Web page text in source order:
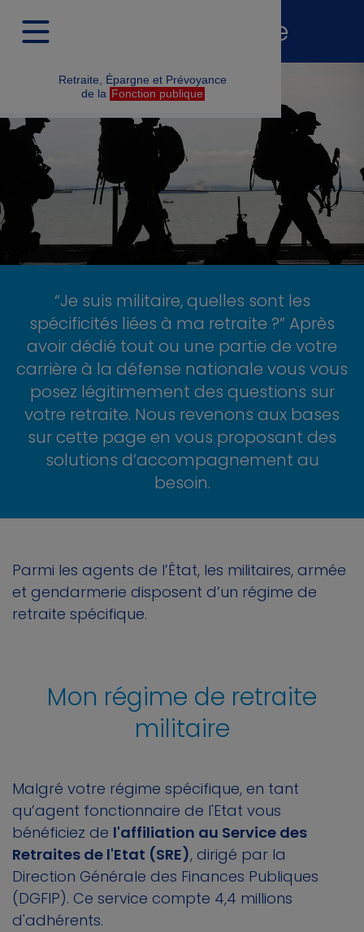
Retraite, Épargne et Prévoyance
de la Fonction publique
Retraite militaire
“Je suis militaire, quelles sont les
spécificités liées à ma retraite ?” Après
avoir dédié tout ou une partie de votre
carrière à la défense nationale vous vous
posez légitimement des questions sur
votre retraite. Nous revenons aux bases
sur cette page en vous proposant des
solutions d’accompagnement au
besoin.
Parmi les agents de l’État, les militaires, armée
et gendarmerie disposent d’un régime de
retraite spécifique.
Mon régime de retraite
militaire
Malgré votre régime spécifique, en tant
qu’agent fonctionnaire de l'Etat vous
bénéficiez de l'affiliation au Service des
Retraites de l'Etat (SRE), dirigé par la
Direction Générale des Finances Publiques
(DGFIP). Ce service compte 4,4 millions
d'adhérents.